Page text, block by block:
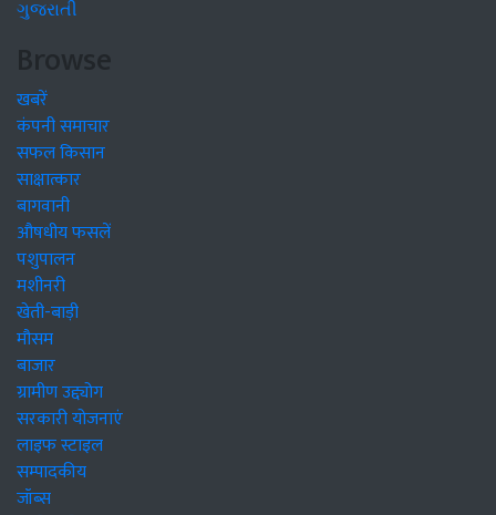
Browse
खबरें
कंपनी समाचार
सफल किसान
साक्षात्कार
बागवानी
औषधीय फसलें
पशुपालन
मशीनरी
खेती-बाड़ी
मौसम
बाजार
ग्रामीण उद्द्योग
सरकारी योजनाएं
लाइफ स्टाइल
सम्पादकीय
जॉब्स
डायरेक्टरी